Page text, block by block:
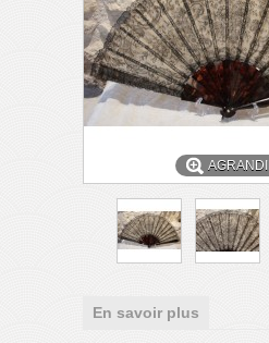
En savoir plus